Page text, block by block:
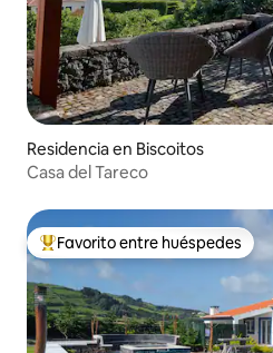
Residencia en Biscoitos
Casa del Tareco
De los mejores en Favorito entre
Favorito entre huéspedes